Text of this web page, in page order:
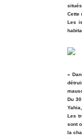
Cette
Les
«
Du
Les
sont
la